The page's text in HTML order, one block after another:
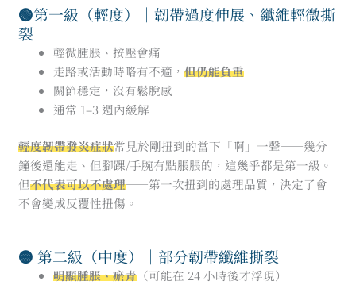
🟢第一級（輕度）｜韌帶過度伸展、纖維輕微撕
裂
輕微腫脹、按壓會痛
走路或活動時略有不適， 但仍能負重
關節穩定，沒有鬆脫感
通常 1–3 週內緩解
輕度韌帶發炎症狀常見於剛扭到的當下「啊」一聲——幾分
鐘後還能走、但腳踝/手腕有點脹脹的，這幾乎都是第一級。
但不代表可以不處理——第一次扭到的處理品質，決定了會
不會變成反覆性扭傷。
🟡 第二級（中度）｜部分韌帶纖維撕裂
明顯腫脹、瘀青（可能在 24 小時後才浮現）